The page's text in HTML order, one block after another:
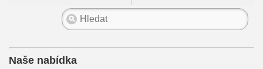
Naše nabídka